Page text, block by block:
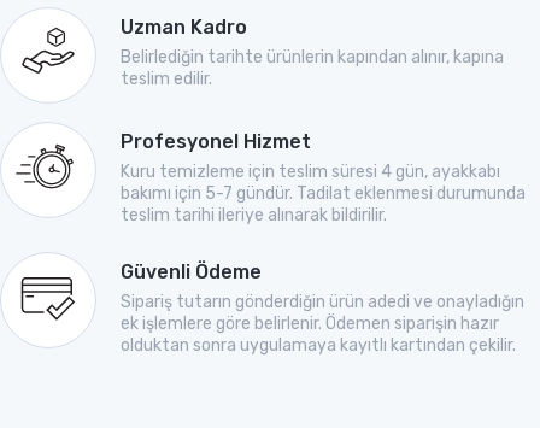
Uzman Kadro
Belirlediğin tarihte ürünlerin kapından alınır, kapına
teslim edilir.
Profesyonel Hizmet
Kuru temizleme için teslim süresi 4 gün, ayakkabı
bakımı için 5-7 gündür. Tadilat eklenmesi durumunda
teslim tarihi ileriye alınarak bildirilir.
Güvenli Ödeme
Sipariş tutarın gönderdiğin ürün adedi ve onayladığın
ek işlemlere göre belirlenir. Ödemen siparişin hazır
olduktan sonra uygulamaya kayıtlı kartından çekilir.